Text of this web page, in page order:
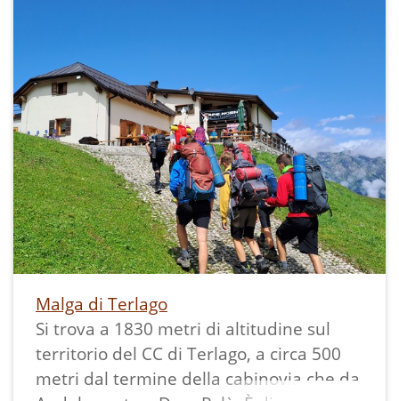
rendesse possibile l'uso della Terlaga
alta, in luglio e agosto, e poi di nuovo a
settembre prima di riportare le vacche
in paese.
Dismessa negli anni cinquanta del 1900
è stata poi utilizzata come discoteca
negli anni settanta, "Il Piper",, come
colonia diurna del Comprensorio C5
negli anni ottanta-novanta e poi
utilizzata solo saltuariamente previa
richiesta al comune di Terlago che ne
era il proprietario.
Dopo l'aggregazionbe di terlago nel
comune di Vallelaghi, nel 2017 la
Malga di Terlago
Si trova a 1830 metri di altitudine sul
territorio del CC di Terlago, a circa 500
metri dal termine della cabinovia che da